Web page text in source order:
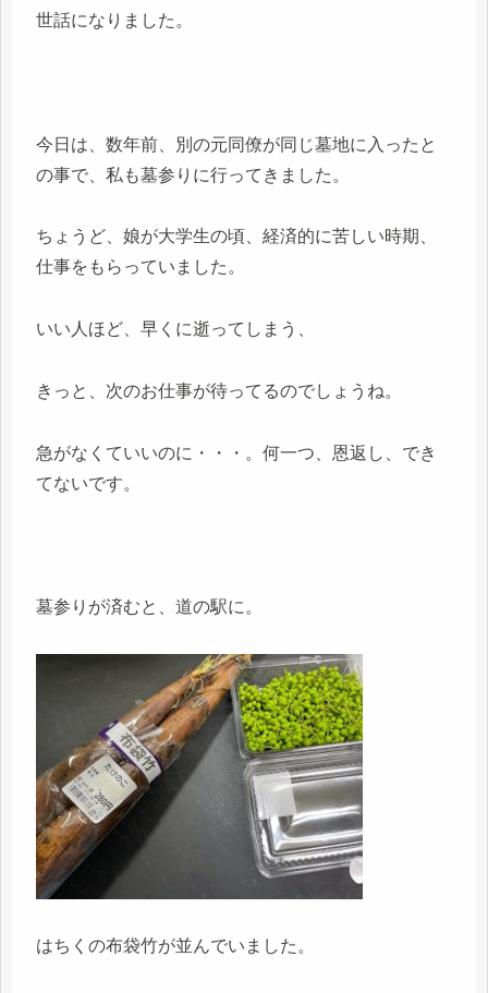
世話になりました。
今日は、数年前、別の元同僚が同じ墓地に入ったと
の事で、私も墓参りに行ってきました。
ちょうど、娘が大学生の頃、経済的に苦しい時期、
仕事をもらっていました。
いい人ほど、早くに逝ってしまう、
きっと、次のお仕事が待ってるのでしょうね。
急がなくていいのに・・・。何一つ、恩返し、でき
てないです。
墓参りが済むと、道の駅に。
はちくの布袋竹が並んでいました。